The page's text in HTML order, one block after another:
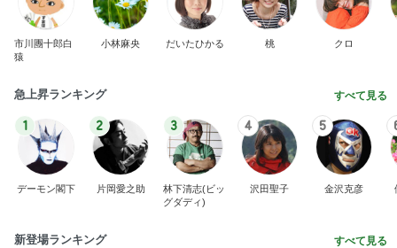
市川團十郎白
猿
小林麻央 だいたひかる 桃 クロ
急上昇ランキング すべて見る
1
デーモン閣下
2
片岡愛之助
3
林下清志(ビッ
グダディ)
4
沢田聖子
5
金沢克彦
新登場ランキング すべて見る